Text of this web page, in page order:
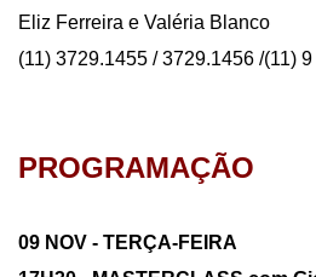
Eliz Ferreira e Valéria Blanco
(11) 3729.1455 / 3729.1456 /(11)
PROGRAMAÇÃO
09 NOV - TERÇA-FEIRA